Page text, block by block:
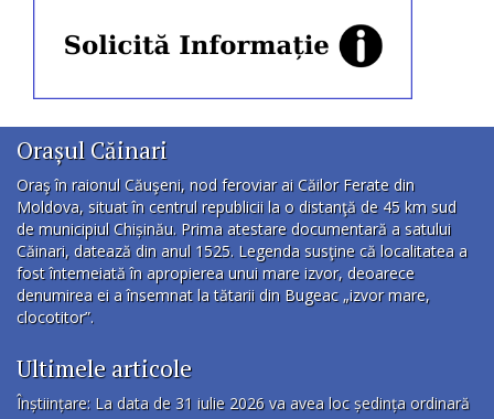
Orașul Căinari
Oraş în raionul Căuşeni, nod feroviar ai Căilor Ferate din
Moldova, situat în centrul republicii la o distanţă de 45 km sud
de municipiul Chișinău. Prima atestare documentară a satului
Căinari, datează din anul 1525. Legenda susţine că localitatea a
fost întemeiată în apropierea unui mare izvor, deoarece
denumirea ei a însemnat la tătarii din Bugeac „izvor mare,
clocotitor”.
Ultimele articole
Înștiințare: La data de 31 iulie 2026 va avea loc ședința ordinară